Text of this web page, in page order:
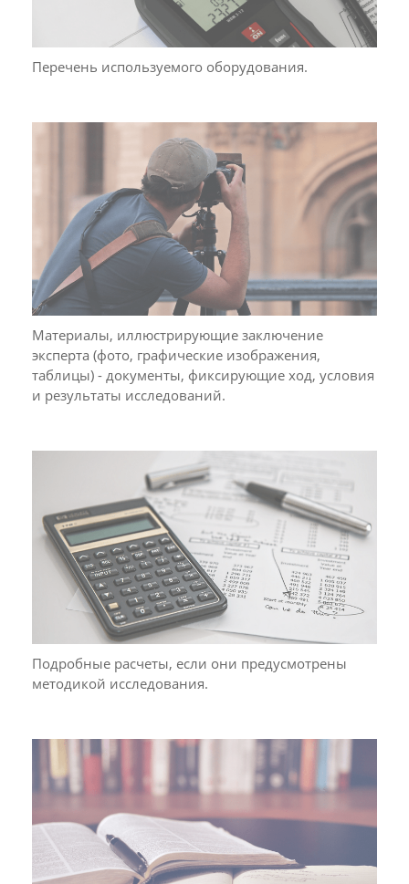
Перечень используемого оборудования.
Материалы, иллюстрирующие заключение
эксперта (фото, графические изображения,
таблицы) - документы, фиксирующие ход, условия
и результаты исследований.
Подробные расчеты, если они предусмотрены
методикой исследования.